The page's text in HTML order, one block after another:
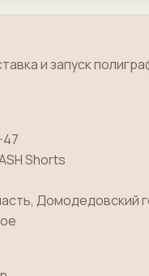
и запуск
Shorts
Домодедовский